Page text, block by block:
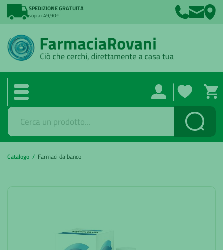
SPEDIZIONE GRATUITA
sopra i 49,90€
Cerca
Catalogo / Farmaci da banco